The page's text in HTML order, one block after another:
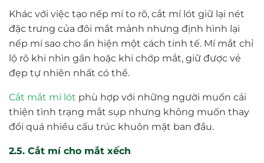
Khác với việc tạo nếp mí to rõ, cắt mí lót giữ lại nét
đặc trưng của đôi mắt mảnh nhưng định hình lại
nếp mí sao cho ẩn hiện một cách tinh tế. Mí mắt chỉ
lộ rõ khi nhìn gần hoặc khi chớp mắt, giữ được vẻ
đẹp tự nhiên nhất có thể.
Cắt mắt mí lót phù hợp với những người muốn cải
thiện tình trạng mắt sụp nhưng không muốn thay
đổi quá nhiều cấu trúc khuôn mặt ban đầu.
2.5. Cắt mí cho mắt xếch